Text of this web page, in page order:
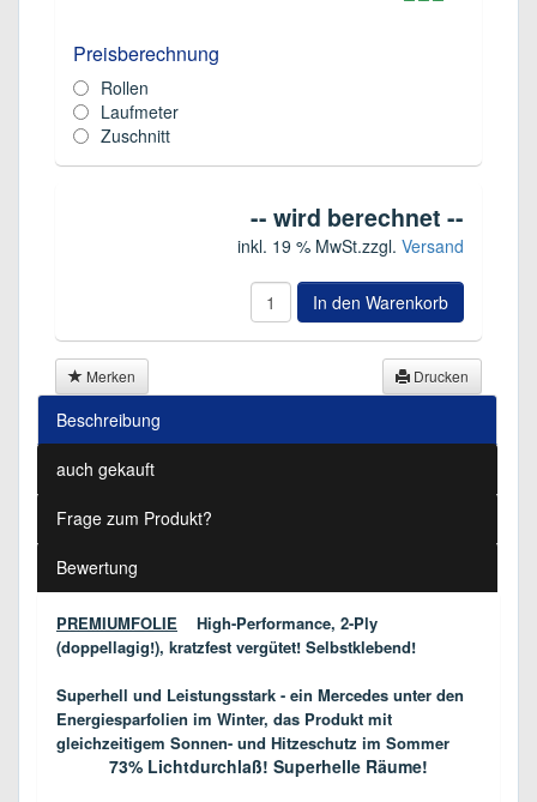
Preisberechnung
Rollen
Laufmeter
Zuschnitt
-- wird berechnet --
inkl. 19 % MwSt.zzgl. Versand
In den Warenkorb
Merken Drucken
Beschreibung
auch gekauft
Frage zum Produkt?
Bewertung
PREMIUMFOLIE High-Performance, 2-Ply
(doppellagig!), kratzfest vergütet! Selbstklebend!
Superhell und Leistungsstark - ein Mercedes unter den
Energiesparfolien im Winter, das Produkt mit
gleichzeitigem Sonnen- und Hitzeschutz im Sommer
73% Lichtdurchlaß! Superhelle Räume!